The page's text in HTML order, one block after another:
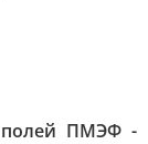
полей ПМЭФ -